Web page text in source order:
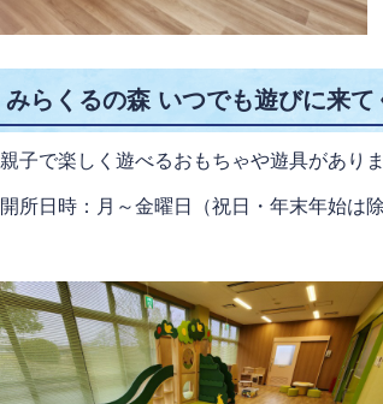
みらくるの森 いつでも遊びに来て
親子で楽しく遊べるおもちゃや遊具があり
開所日時：月～金曜日（祝日・年末年始は